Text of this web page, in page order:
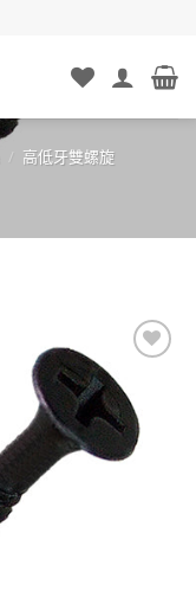
/ 高低牙雙螺旋
wishlist